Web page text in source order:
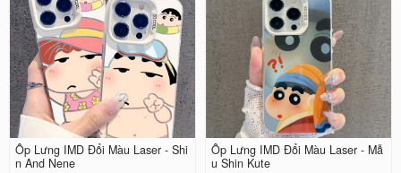
Ốp Lưng IMD Đổi Màu Laser - Shi
n And Nene
Ốp Lưng IMD Đổi Màu Laser - Mẫ
u Shin Kute